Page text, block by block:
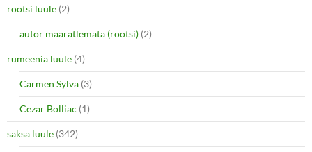
rootsi luule (2)
autor määratlemata (rootsi) (2)
rumeenia luule (4)
Carmen Sylva (3)
Cezar Bolliac (1)
saksa luule (342)